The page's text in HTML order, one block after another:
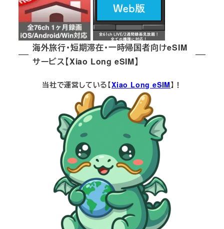
海外旅行・短期滞在・一時帰国者向けeSIM
サービス【Xiao Long eSIM】
当社で運営している【Xiao Long eSIM】！